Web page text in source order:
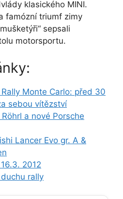
klasického MINI.
famózní triumf zimy
sepsali
motorsportu.
Monte Carlo: před 30
sebou vítězství
a nové Porsche
Lancer Evo gr. A &
2012
rally